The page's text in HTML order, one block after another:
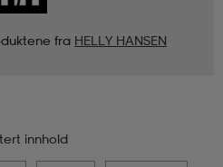
fra HELLY HANSEN
innhold